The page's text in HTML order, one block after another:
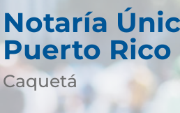
Notaría
Puerto Rico
Caquetá